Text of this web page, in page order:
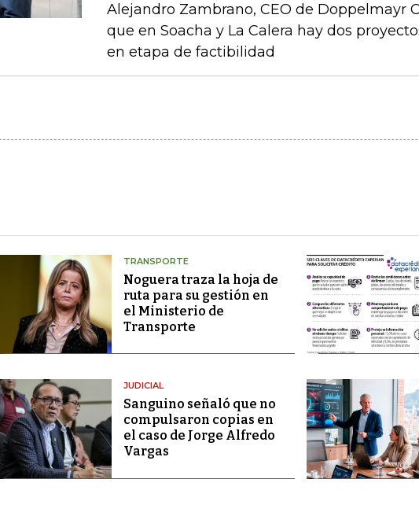
Alejandro Zambrano, CEO de Doppelmayr
que en Soacha y La Calera hay dos
en etapa de factibilidad
TRANSPORTE
Noguera traza la hoja de
ruta para su gestión en
el Ministerio de
Transporte
JUDICIAL
Sanguino señaló que no
compulsaron copias en
el caso de Jorge Alfredo
Vargas